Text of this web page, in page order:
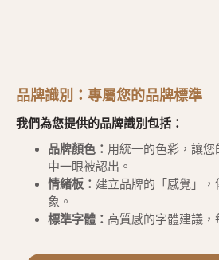
品牌識別：專屬您的品牌標準
我們為您提供的品牌識別包括：
品牌顏色： 用統一的色彩，讓
中一眼被認出。
情緒板： 建立品牌的「感覺」
象。
標準字體： 高質感的字體建議，